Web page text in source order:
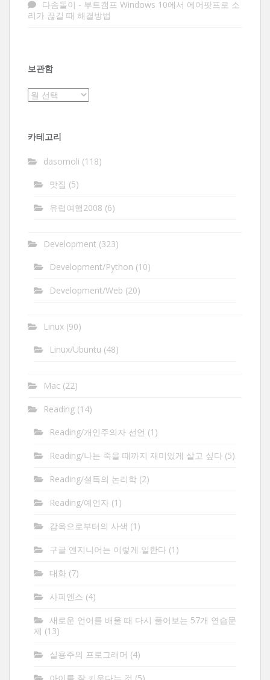
다솜돌이 - 부트캠프 Windows 10에서 에어팟프로 소
리가 끊길 때 해결방법
보관함
보
카테고리
dasomoli (118)
맛집 (5)
유럽여행2008 (6)
Development (323)
Development/Python (10)
Development/Web (20)
Linux (90)
Linux/Ubuntu (48)
Mac (22)
Reading (14)
Reading/개인주의자 선언 (1)
Reading/나는 죽을 때까지 재미있게 살고 싶다 (5)
Reading/설득의 논리학 (2)
Reading/예언자 (1)
감옥으로부터의 사색 (1)
구글 엔지니어는 이렇게 일한다 (1)
대화 (7)
사피엔스 (4)
새로운 언어를 배울 때 다시 풀어보는 57개 연습문
제 (13)
실용주의 프로그래머 (4)